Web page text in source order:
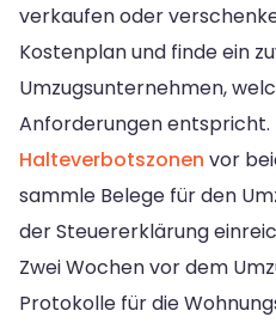
verkaufen oder
Kostenplan und finde ein
Umzugsunternehmen,
Anforderungen entspricht.
Halteverbotszonen vor
sammle Belege für den
der Steuererklärung
Zwei Wochen vor dem
Protokolle für die